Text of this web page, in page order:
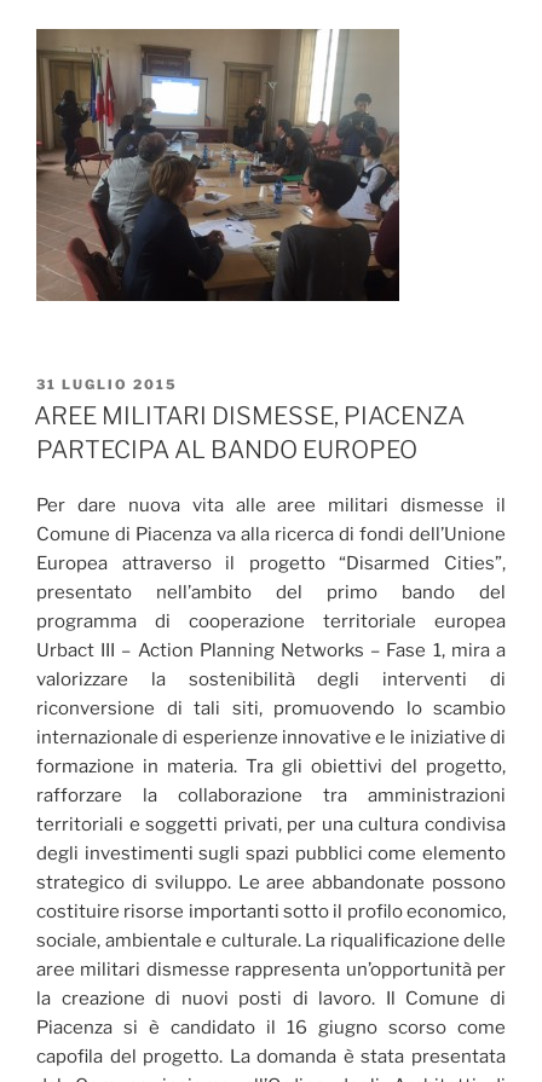
PUBBLICATO
IL
31 LUGLIO 2015
AREE MILITARI DISMESSE, PIACENZA
PARTECIPA AL BANDO EUROPEO
Per dare nuova vita alle aree militari dismesse il
Comune di Piacenza va alla ricerca di fondi dell’Unione
Europea attraverso il progetto “Disarmed Cities”,
presentato nell’ambito del primo bando del
programma di cooperazione territoriale europea
Urbact III – Action Planning Networks – Fase 1, mira a
valorizzare la sostenibilità degli interventi di
riconversione di tali siti, promuovendo lo scambio
internazionale di esperienze innovative e le iniziative di
formazione in materia. Tra gli obiettivi del progetto,
rafforzare la collaborazione tra amministrazioni
territoriali e soggetti privati, per una cultura condivisa
degli investimenti sugli spazi pubblici come elemento
strategico di sviluppo. Le aree abbandonate possono
costituire risorse importanti sotto il profilo economico,
sociale, ambientale e culturale. La riqualificazione delle
aree militari dismesse rappresenta un’opportunità per
la creazione di nuovi posti di lavoro. Il Comune di
Piacenza si è candidato il 16 giugno scorso come
capofila del progetto. La domanda è stata presentata